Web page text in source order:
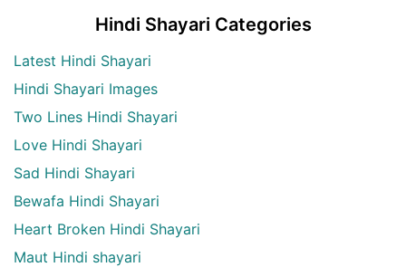
Hindi Shayari Categories
Latest Hindi Shayari
Hindi Shayari Images
Two Lines Hindi Shayari
Love Hindi Shayari
Sad Hindi Shayari
Bewafa Hindi Shayari
Heart Broken Hindi Shayari
Maut Hindi shayari